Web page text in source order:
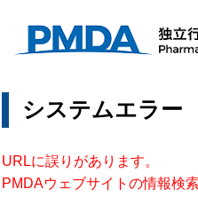
システムエラー
URLに誤りがあります。
PMDAウェブサイトの情報検